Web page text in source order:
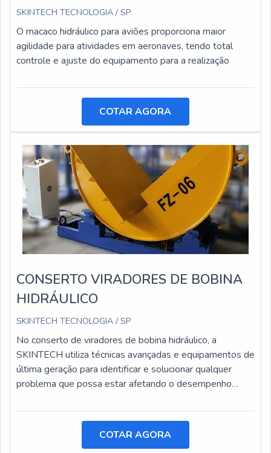
SKINTECH TECNOLOGIA / SP
O macaco hidráulico para aviões proporciona maior
agilidade para atividades em aeronaves, tendo total
controle e ajuste do equipamento para a realização
COTAR AGORA
CONSERTO VIRADORES DE BOBINA
HIDRÁULICO
SKINTECH TECNOLOGIA / SP
No conserto de viradores de bobina hidráulico, a
SKINTECH utiliza técnicas avançadas e equipamentos de
última geração para identificar e solucionar qualquer
problema que possa estar afetando o desempenho
COTAR AGORA